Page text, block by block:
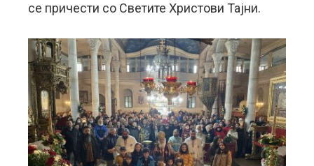
се причести со Светите Христови Тајни.